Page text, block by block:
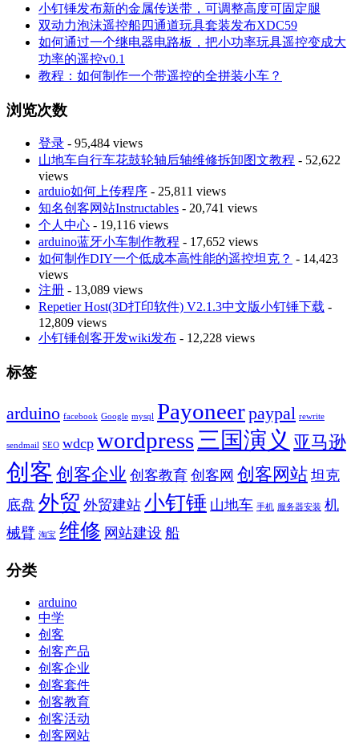
小钉锤发布新的金属传送带，可调整高度可固定腿
双动力泡沫遥控船四通道玩具套装发布XDC59
如何通过一个继电器电路板，把小功率玩具遥控变成大
功率的遥控v0.1
教程：如何制作一个带遥控的全拼装小车？
浏览次数
登录 - 95,484 views
山地车自行车花鼓轮轴后轴维修拆卸图文教程 - 52,622
views
arduio如何上传程序 - 25,811 views
知名创客网站Instructables - 20,741 views
个人中心 - 19,116 views
arduino蓝牙小车制作教程 - 17,652 views
如何制作DIY一个低成本高性能的遥控坦克？ - 14,423
views
注册 - 13,089 views
Repetier Host(3D打印软件) V2.1.3中文版小钉锤下载 -
12,809 views
小钉锤创客开发wiki发布 - 12,228 views
标签
arduino facebook Google mysql Payoneerpaypal rewrite
sendmail SEO wdcp wordpress三国演义 亚马逊
创客 创客企业 创客教育 创客网 创客网站 坦克
底盘 外贸 外贸建站 小钉锤 山地车 手机 服务器安装 机
械臂 淘宝 维修 网站建设 船
分类
arduino
中学
创客
创客产品
创客企业
创客套件
创客教育
创客活动
创客网站